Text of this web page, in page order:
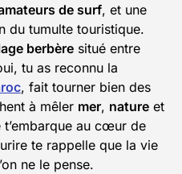
de surf, et une
du tumulte touristique.
berbère situé entre
tu as reconnu la
, fait tourner bien des
à mêler mer, nature et
t’embarque au cœur de
te rappelle que la vie
ne le pense.